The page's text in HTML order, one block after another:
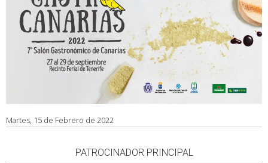
Martes, 15 de Febrero de 2022
PATROCINADOR PRINCIPAL